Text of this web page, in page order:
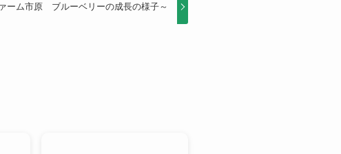
ーム市原 ブルーベリーの成長の様子～